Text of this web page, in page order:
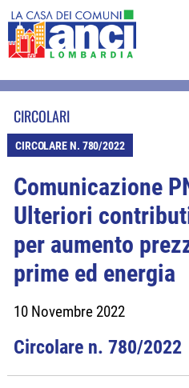
CIRCOLARI
CIRCOLARE N. 780/2022
Comunicazione
Ulteriori
per aumento
prime ed energia
10 Novembre 2022
Circolare n. 780/2022